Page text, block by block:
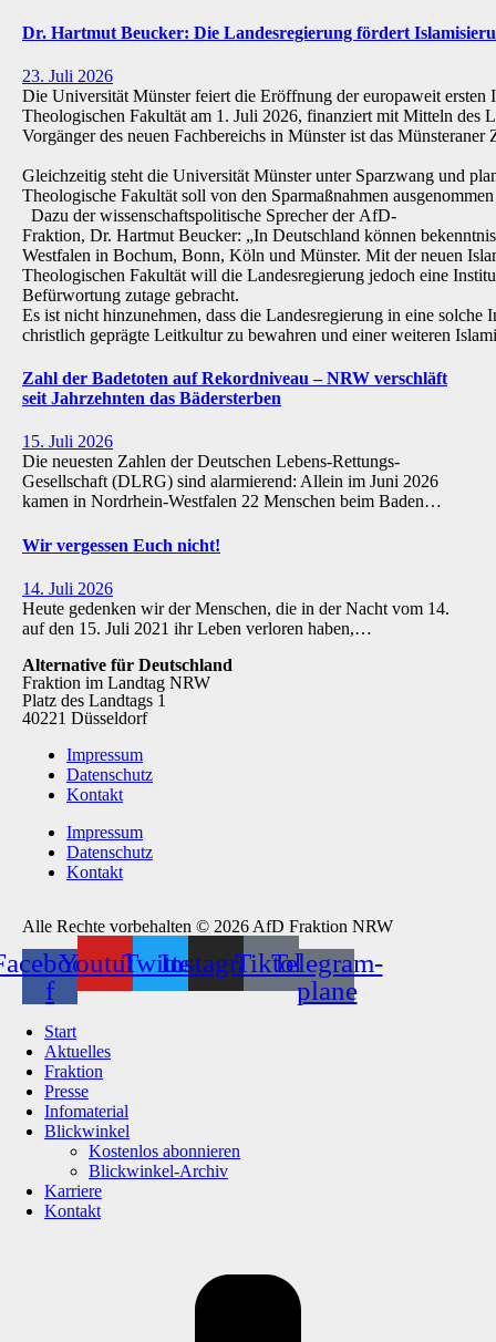
Dr. Hartmut Beucker: Die Landesregierung fördert
23. Juli 2026
Die Universität Münster feiert die Eröffnung der europaweit ersten
Theologischen Fakultät am 1. Juli 2026, finanziert mit Mitteln des
Vorgänger des neuen Fachbereichs in Münster ist das
Gleichzeitig steht die Universität Münster unter Sparzwang und
Theologische Fakultät soll von den Sparmaßnahmen
Dazu der wissenschaftspolitische Sprecher der AfD-
Fraktion, Dr. Hartmut Beucker: „In Deutschland können
Westfalen in Bochum, Bonn, Köln und Münster. Mit der neuen
Theologischen Fakultät will die Landesregierung jedoch eine
Befürwortung zutage gebracht.
Es ist nicht hinzunehmen, dass die Landesregierung in eine
christlich geprägte Leitkultur zu bewahren und einer weiteren
Zahl der Badetoten auf Rekordniveau – NRW verschläft
seit Jahrzehnten das Bädersterben
15. Juli 2026
Die neuesten Zahlen der Deutschen Lebens-Rettungs-
Gesellschaft (DLRG) sind alarmierend: Allein im Juni 2026
kamen in Nordrhein-Westfalen 22 Menschen beim Baden…
Wir vergessen Euch nicht!
14. Juli 2026
Heute gedenken wir der Menschen, die in der Nacht vom 14.
auf den 15. Juli 2021 ihr Leben verloren haben,…
Alternative für Deutschland
Fraktion im Landtag NRW
Platz des Landtags 1
40221 Düsseldorf
Impressum
Datenschutz
Kontakt
Impressum
Datenschutz
Kontakt
Alle Rechte vorbehalten © 2026 AfD Fraktion NRW
f
YoutubeTwitterInstagramTiktokTelegram-
plane
Start
Aktuelles
Fraktion
Presse
Infomaterial
Blickwinkel
Kostenlos abonnieren
Blickwinkel-Archiv
Karriere
Kontakt